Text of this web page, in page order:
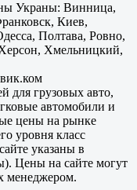
Украны: Винница,
Киев,
Полтава, Ровно,
Хмельницкий,
для грузовых авто,
автомобили и
цены на рынке
уровня класс
указаны в
Цены на сайте могут
менеджером.